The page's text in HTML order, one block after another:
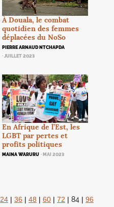
À Douala, le combat
quotidien des femmes
déplacées du NoSo
PIERRE ARNAUD NTCHAPDA
· JUILLET 2023
En Afrique de l’Est, les
LGBT par pertes et
profits politiques
MAINA WARURU · MAI 2023
24 36 48 60 72 84 96